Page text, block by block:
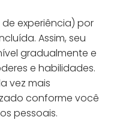
experiência) por
Assim, seu
gradualmente e
e habilidades.
vez mais
conforme você
pessoais.